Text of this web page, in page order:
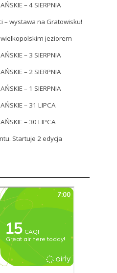
– 4 SIERPNIA
– wystawa na Gratowisku!
jeziorem
– 3 SIERPNIA
– 2 SIERPNIA
– 1 SIERPNIA
– 31 LIPCA
– 30 LIPCA
Startuje 2 edycja